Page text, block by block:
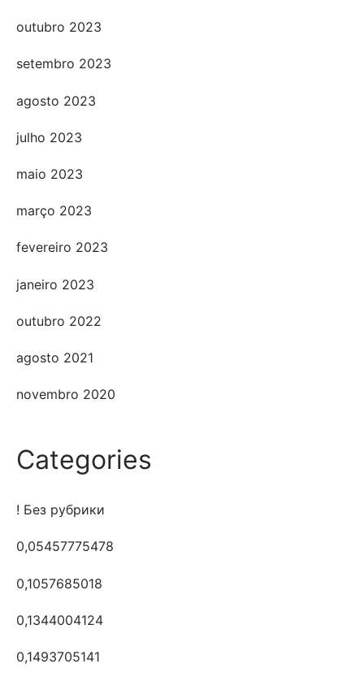
outubro 2023
setembro 2023
agosto 2023
julho 2023
maio 2023
março 2023
fevereiro 2023
janeiro 2023
outubro 2022
agosto 2021
novembro 2020
Categories
! Без рубрики
0,05457775478
0,1057685018
0,1344004124
0,1493705141